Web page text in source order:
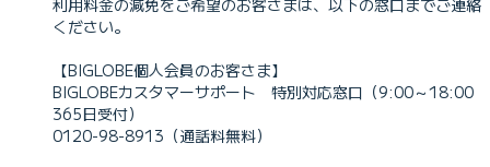
利用料金の減免をご希望のお客さまは、以下の窓口までご連絡
ください。
【BIGLOBE個人会員のお客さま】
BIGLOBEカスタマーサポート 特別対応窓口（9:00～18:00
365日受付）
0120-98-8913（通話料無料）